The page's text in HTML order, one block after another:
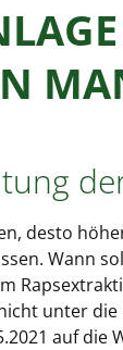
desto
Wann
unter
auf